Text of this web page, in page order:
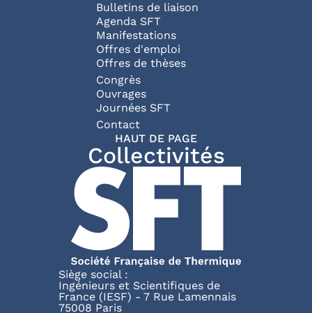
Bulletins de liaison
Agenda SFT
Manifestations
Offres d'emploi
Offres de thèses
Congrès
Ouvrages
Journées SFT
Pied de page
Contact
HAUT DE PAGE
Collectivités
Siège social :
Ingénieurs et Scientifiques de
France (IESF) - 7 Rue Lamennais
75008 Paris